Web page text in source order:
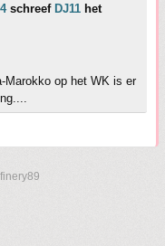
schreef DJ11 het
Marokko op het WK is er